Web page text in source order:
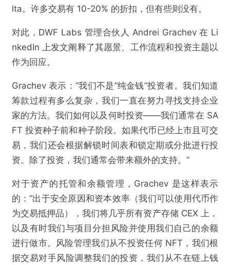
lta。许多交易有 10-20% 的折扣，但有些则没有。
对此，DWF Labs 管理合伙人 Andrei Grachev 在 Li
nkedIn 上发文阐释了其愿景、工作流程和投资主题以
作为回应。
Grachev 表示：“我们不是“纯金钱”投资者。我们知道
筹款过程有多么复杂，我们一直在努力寻找支持企业
家的方法。我们如何以及何时投资——我们通常在 SA
FT 投资种子前和种子阶段。如果代币已经上市且可交
易，我们还会根据解锁时间表和锁定期或分批进行投
资。除了投资，我们通常会带来额外的支持。”
对于资产的托管和余额管理，Grachev 是这样表示
的：“出于安全原因和资本效率（我们可以使用代币作
为交易抵押品），我们将几乎所有资产存储 CEX 上，
以及有时我们与项目分担风险并使用我们自己的余额
进行做市。风险管理我们从不投资任何 NFT，我们根
据交易对手风险调整我们的投资，我们从不在链上钱